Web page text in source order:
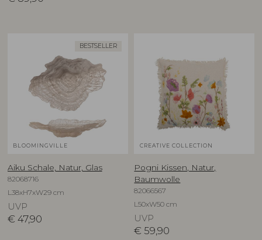
BESTSELLER
BLOOMINGVILLE
Aiku Schale, Natur, Glas
82068716
L38xH7xW29 cm
UVP
€ 47,90
CREATIVE COLLECTION
Pogni Kissen, Natur,
Baumwolle
82066567
L50xW50 cm
UVP
€ 59,90